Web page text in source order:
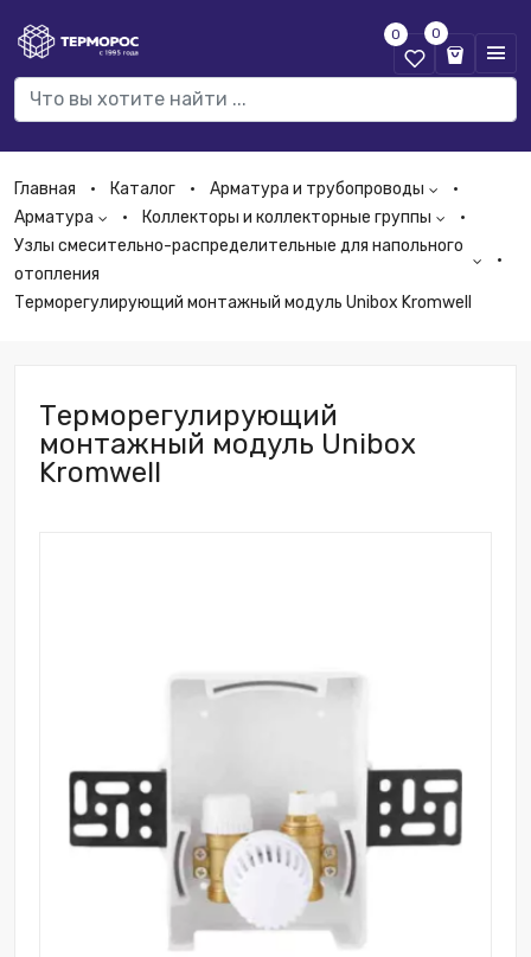
0 0
Главная Каталог
Арматура и трубопроводы
Арматура
Коллекторы и коллекторные группы
Узлы смесительно-распределительные для напольного
отопления
Терморегулирующий монтажный модуль Unibox Kromwell
Терморегулирующий
монтажный модуль Unibox
Kromwell